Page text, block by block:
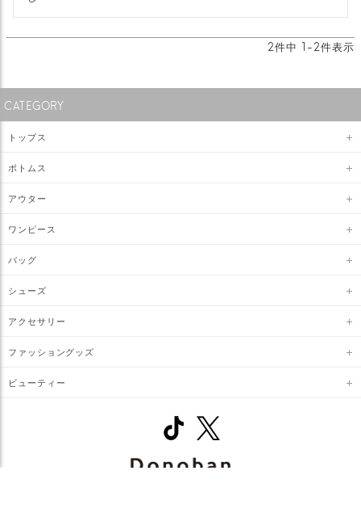
2件中 1 -2件表示
CATEGORY
トップス
ボトムス
アウター
ワンピース
バッグ
シューズ
アクセサリー
ファッショングッズ
ビューティー